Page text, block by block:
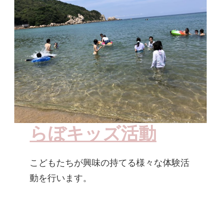
らぼキッズ活動
こどもたちが興味の持てる様々な体験活
動を行います。